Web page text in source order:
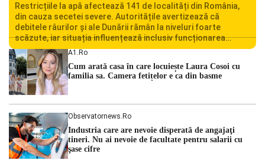
Restricțiile la apă afectează 141 de localități din România,
din cauza secetei severe. Autoritățile avertizează că
debitele râurilor și ale Dunării rămân la niveluri foarte
scăzute, iar situația influențează inclusiv funcționarea
Centralei Nucleare de la Cernavodă. România se confruntă
cu una dintre cele mai dificile perioade din punct de vedere
hidrologic din ultimii ani. Lipsa […]
A1.ro
Cum arată casa în care locuiește Laura Cosoi cu
familia sa. Camera fetițelor e ca din basme
Observatornews.ro
Industria care are nevoie disperată de angajaţi
tineri. Nu ai nevoie de facultate pentru salarii cu
şase cifre